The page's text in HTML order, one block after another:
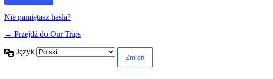
Nie pamiętasz hasła?
← Przejdź do Our Trips
Język